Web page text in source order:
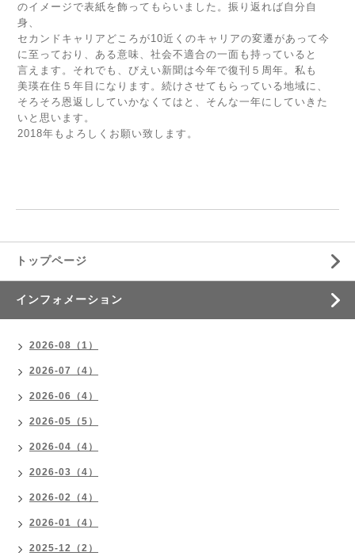
のイメージで表紙を飾ってもらいました。振り返れば自分自
身、
セカンドキャリアどころが10近くのキャリアの変遷があって今
に至っており、ある意味、社会不適合の一面も持っていると
言えます。それでも、びえい新聞は今年で復刊５周年。私も
美瑛在住５年目になります。続けさせてもらっている地域に、
そろそろ恩返ししていかなくてはと、そんな一年にしていきた
いと思います。
2018年もよろしくお願い致します。
トップページ
インフォメーション
2026-08（1）
2026-07（4）
2026-06（4）
2026-05（5）
2026-04（4）
2026-03（4）
2026-02（4）
2026-01（4）
2025-12（2）